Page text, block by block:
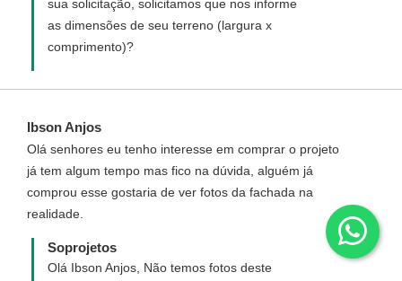
sua solicitação, solicitamos que nos informe
as dimensões de seu terreno (largura x
comprimento)?
Ibson Anjos
Olá senhores eu tenho interesse em comprar o projeto
já tem algum tempo mas fico na dúvida, alguém já
comprou esse gostaria de ver fotos da fachada na
realidade.
Soprojetos
Olá Ibson Anjos, Não temos fotos deste